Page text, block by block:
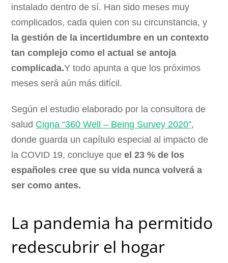
instalado dentro de sí. Han sido meses muy
complicados, cada quien con su circunstancia, y
la gestión de la incertidumbre en un contexto
tan complejo como el actual se antoja
complicada.Y todo apunta a que los próximos
meses será aún más difícil.
Según el estudio elaborado por la consultora de
salud Cigna “360 Well – Being Survey 2020”,
donde guarda un capítulo especial al impacto de
la COVID 19, concluye queel 23 % de los
españoles cree que su vida nunca volverá a
ser como antes.
La pandemia ha permitido
redescubrir el hogar